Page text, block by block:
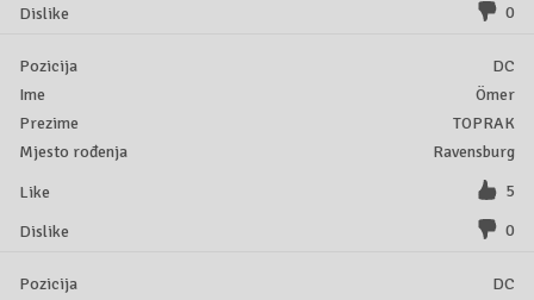
0
DC
Ömer
TOPRAK
Ravensburg
5
0
DC